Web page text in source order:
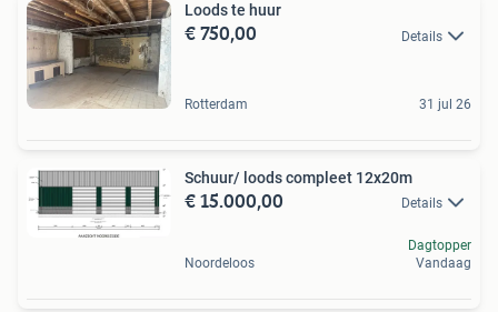
Loods te huur
€ 750,00 Details
Rotterdam 31 jul 26
Schuur/ loods compleet 12x20m
€ 15.000,00 Details
Noordeloos
Dagtopper
Vandaag